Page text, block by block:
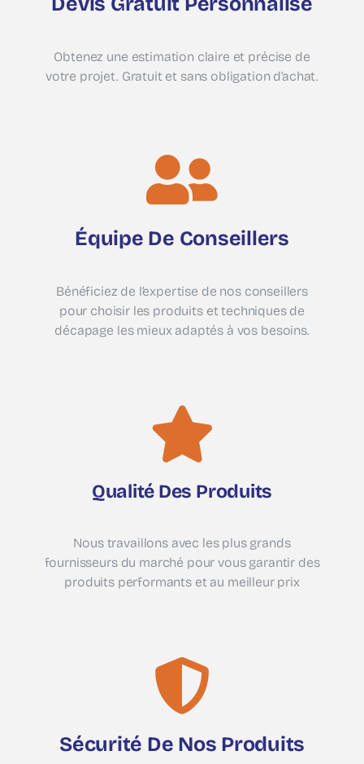
Obtenez une estimation claire et précise de
votre projet. Gratuit et sans obligation d’achat.
Équipe De Conseillers
Bénéficiez de l’expertise de nos conseillers
pour choisir les produits et techniques de
décapage les mieux adaptés à vos besoins.
Qualité Des Produits
Nous travaillons avec les plus grands
fournisseurs du marché pour vous garantir des
produits performants et au meilleur prix
Sécurité De Nos Produits